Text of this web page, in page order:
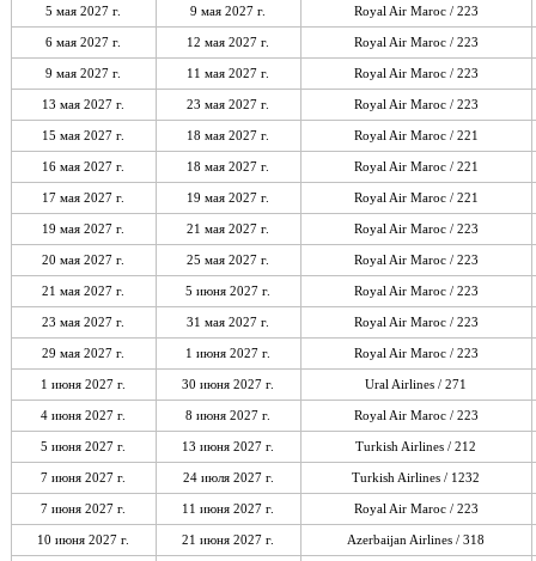
5 мая 2027 г. 9 мая 2027 г. Royal Air Maroc / 223
6 мая 2027 г. 12 мая 2027 г. Royal Air Maroc / 223
9 мая 2027 г. 11 мая 2027 г. Royal Air Maroc / 223
13 мая 2027 г. 23 мая 2027 г. Royal Air Maroc / 223
15 мая 2027 г. 18 мая 2027 г. Royal Air Maroc / 221
16 мая 2027 г. 18 мая 2027 г. Royal Air Maroc / 221
17 мая 2027 г. 19 мая 2027 г. Royal Air Maroc / 221
19 мая 2027 г. 21 мая 2027 г. Royal Air Maroc / 223
20 мая 2027 г. 25 мая 2027 г. Royal Air Maroc / 223
21 мая 2027 г. 5 июня 2027 г. Royal Air Maroc / 223
23 мая 2027 г. 31 мая 2027 г. Royal Air Maroc / 223
29 мая 2027 г. 1 июня 2027 г. Royal Air Maroc / 223
1 июня 2027 г. 30 июня 2027 г. Ural Airlines / 271
4 июня 2027 г. 8 июня 2027 г. Royal Air Maroc / 223
5 июня 2027 г. 13 июня 2027 г. Turkish Airlines / 212
7 июня 2027 г. 24 июля 2027 г. Turkish Airlines / 1232
7 июня 2027 г. 11 июня 2027 г. Royal Air Maroc / 223
10 июня 2027 г. 21 июня 2027 г. Azerbaijan Airlines / 318